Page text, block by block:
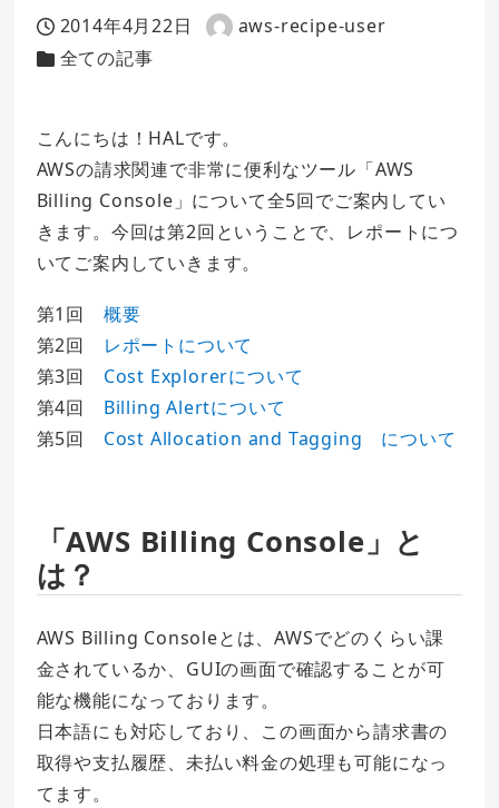
投稿日
2014年4月22日
著
aws-recipe-user
カテゴリー
全ての記事
こんにちは！HALです。
AWSの請求関連で非常に便利なツール「AWS
Billing Console」について全5回でご案内してい
きます。今回は第2回ということで、レポートにつ
いてご案内していきます。
第1回 概要
第2回
レポートについて
第3回 Cost Explorerについて
第4回 Billing Alertについて
第5回 Cost Allocation and Tagging について
「AWS Billing Console」と
は？
AWS Billing Consoleとは、AWSでどのくらい課
金されているか、GUIの画面で確認することが可
能な機能になっております。
日本語にも対応しており、この画面から請求書の
取得や支払履歴、未払い料金の処理も可能になっ
てます。